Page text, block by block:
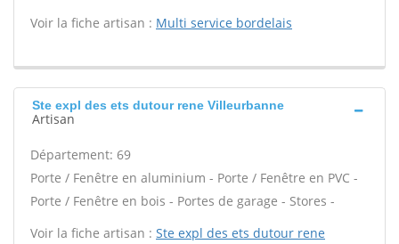
Voir la fiche artisan : Multi service bordelais
Ste expl des ets dutour rene Villeurbanne
Artisan
Département: 69
Porte / Fenêtre en aluminium - Porte / Fenêtre en PVC -
Porte / Fenêtre en bois - Portes de garage - Stores -
Voir la fiche artisan : Ste expl des ets dutour rene